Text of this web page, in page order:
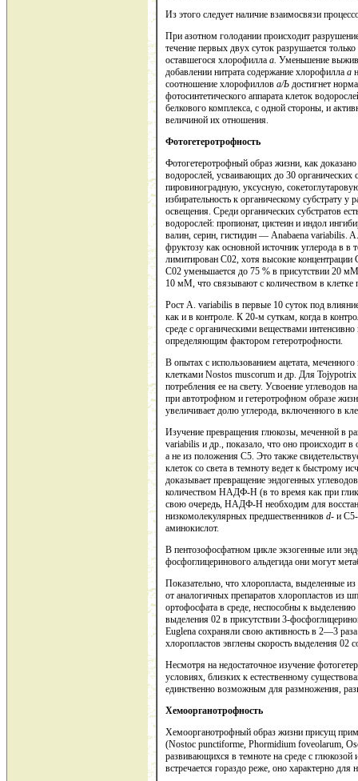
Из этого следует наличие взаимосвязи
При азотном голодании происходит
течение первых двух суток разрушается
оставшегося хлорофилла а. Уменьшение
добавлении нитрата содержание хлорофилла а
соотношение хлорофиллов а/Ь достигнет
фотосинтетического аппарата клеток
белкового комплекса, с одной стороны, и
величиной их отношения.
Фотогетеротрофность
Фотогетеротрофный образ жизни, как
водорослей, усваивающих до 30 органических
пировиноградную, уксусную,
избирательность к органическому субстрату
освещения. Среди органических субстратов
водорослей: пропионат, цистеин и индол
валин, серин, гистидин — Anabaena variabilis.
фруктозу как основной источник углерода в в
лимитирован С02, хотя высокие
С02 уменьшается до 75 % в присутствии 20
10 мМ, что связывают с количеством в клетке
Рост A. variabilis в первые 10 суток под
как и в контроле. К 20-м суткам, когда в
среде с органическими веществами
определяющим фактором гетеротрофности.
В опытах с использованием ацетата,
клетками Nostos muscorum и др. Для Тоjypotrix
потребления ее на свету. Усвоение углеводов
при автотрофном и гетеротрофном образе
увеличивает долю углерода, включенного в
Изучение превращения глюкозы, меченной в
variabilis и др., показало, что оно происходит
а не из положения С5. Это также
клеток со света в темноту ведет к быстрому
доказывает превращение эндогенных
количеством НАДФ-Н (в то время как при
свою очередь, НАДФ-Н необходим для
низкомолекулярных предшественников d- и С5-
аминокислот.
В пентозофосфатном цикле экзогенные или
фосфоглицеринового альдегида они могут
Показательно, что хлоропласта, выделенные
от аналогичных препаратов хлоропластов из
ортофосфата в среде, неспособны к выделению
выделения 02 в присутствии 3-
Euglena сохраняли свою активность в 2—3
хлоропластов эвглены скорость выделения 02
Несмотря на недостаточное изучение
условиях, близких к естественному
единственно возможным для размножения,
Хемоорганотрофность
Хемоорганотрофный образ жизни присущ
(Nostoc punctiforme, Phormidium foveolarum,
развивающихся в темноте на среде с
встречается гораздо реже, оно характерно